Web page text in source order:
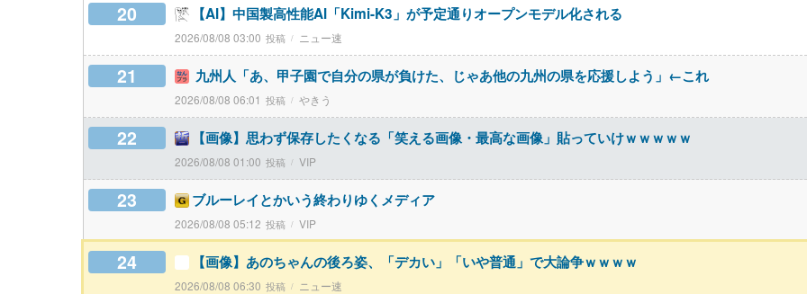
20 【AI】中国製高性能AI「Kimi-K3」が予定通りオープンモデル化される
2026/08/08 03:00 ニュー速
21 九州人「あ、甲子園で自分の県が負けた、じゃあ他の九州の県を応援しよう」←これ
2026/08/08 06:01 やきう
22 【画像】思わず保存したくなる「笑える画像・最高な画像」貼っていけｗｗｗｗｗ
2026/08/08 01:00 VIP
23 ブルーレイとかいう終わりゆくメディア
2026/08/08 05:12 VIP
24 【画像】あのちゃんの後ろ姿、「デカい」「いや普通」で大論争ｗｗｗｗ
2026/08/08 06:30 ニュー速